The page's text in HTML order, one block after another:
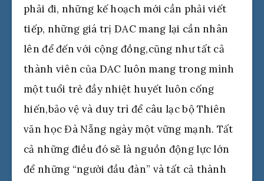
phải đi, những kế hoạch mới cần phải viết
tiếp, những giá trị DAC mang lại cần nhân
lên để đến với cộng đồng,cũng như tất cả
thành viên của DAC luôn mang trong mình
một tuổi trẻ đầy nhiệt huyết luôn cống
hiến,bảo vệ và duy trì để câu lạc bộ Thiên
văn học Đà Nẵng ngày một vững mạnh. Tất
cả những điều đó sẽ là nguồn động lực lớn
để những “người đầu đàn” và tất cả thành